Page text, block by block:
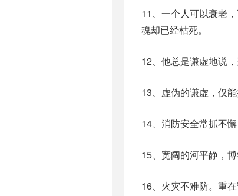
11、一个人可以衰老
魂却已经枯死。
12、他总是谦虚地说
13、虚伪的谦虚，仅能
14、消防安全常抓不
15、宽阔的河平静，博
16、火灾不难防。重在